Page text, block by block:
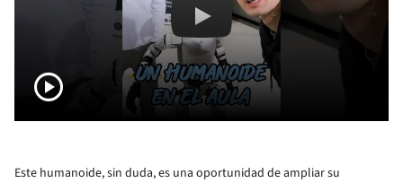
Un
play_circle
Este humanoide, sin duda, es una oportunidad de ampliar su